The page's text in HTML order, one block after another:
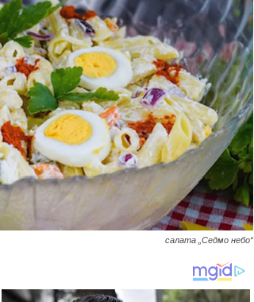
салата „Седмо небо“